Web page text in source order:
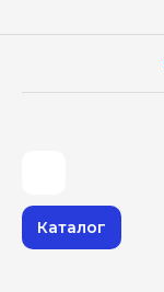
Каталог